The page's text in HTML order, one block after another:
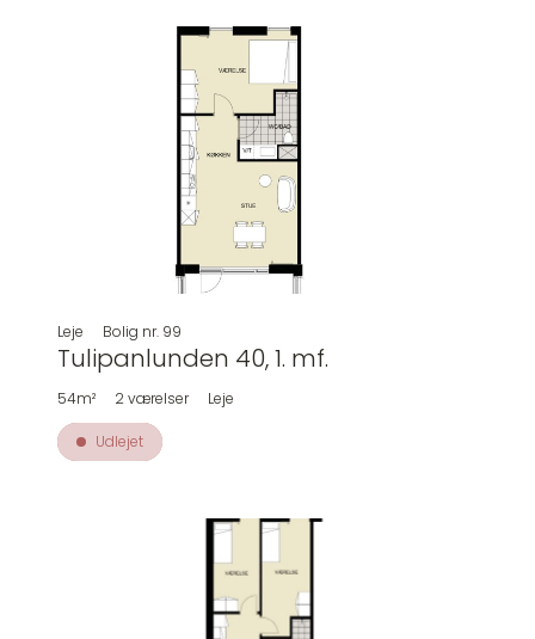
Leje Bolig nr. 99
Tulipanlunden 40, 1. mf.
54m² 2 værelser Leje
Udlejet